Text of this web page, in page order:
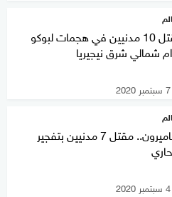
مقتل 10 مدنيين في هجمات لبوكو
شمالي شرق نيجيريا
7 سبتمبر 2020
الكاميرون.. مقتل 7 مدنيين بتفجير
4 سبتمبر 2020